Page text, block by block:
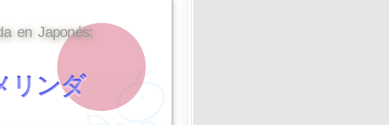
en Japonés:
リンダ